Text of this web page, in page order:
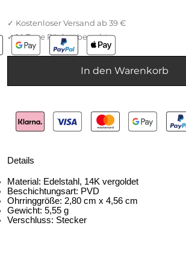
In den Warenkorb
Details
Material: Edelstahl, 14K vergoldet
Beschichtungsart: PVD
Ohrringgröße: 2,80 cm x 4,56 cm
Gewicht: 5,55 g
Verschluss: Stecker